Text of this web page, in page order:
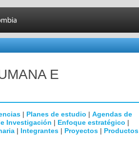
E
| Planes de estudio | Agendas de
Investigación | Enfoque estratégico |
| Integrantes | Proyectos | Productos